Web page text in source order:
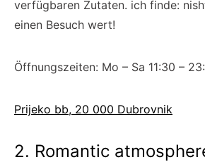
verfügbaren Zutaten. ich finde:
einen Besuch wert!
Öffnungszeiten: Mo – Sa 11:30 –
Prijeko bb, 20 000 Dubrovnik
2. Romantic